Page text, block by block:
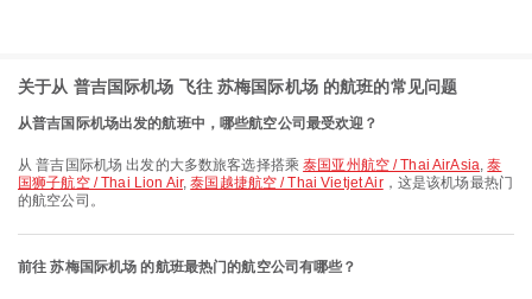
关于从 普吉国际机场 飞往 苏梅国际机场 的航班的常见问题
从普吉国际机场出发的航班中，哪些航空公司最受欢迎？
从 普吉国际机场 出发的大多数旅客选择搭乘泰国亚州航空 / Thai AirAsia,泰
国狮子航空 / Thai Lion Air,泰国越捷航空 / Thai Vietjet Air，这是该机场最热门
的航空公司。
前往 苏梅国际机场 的航班最热门的航空公司有哪些？